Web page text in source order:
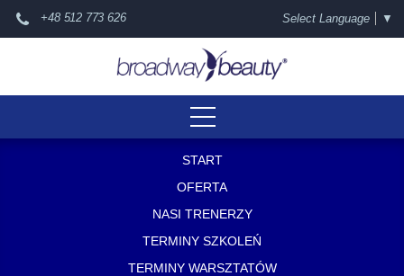
+48 512 773 626 Select Language ▼
START
OFERTA
NASI TRENERZY
TERMINY SZKOLEŃ
TERMINY WARSZTATÓW